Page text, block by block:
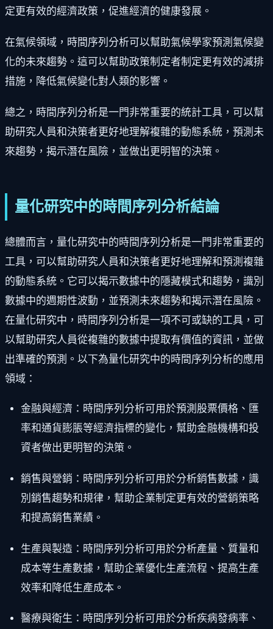
定更有效的經濟政策，促進經濟的健康發展。
在氣候領域，時間序列分析可以幫助氣候學家預測氣候變
化的未來趨勢。這可以幫助政策制定者制定更有效的減排
措施，降低氣候變化對人類的影響。
總之，時間序列分析是一門非常重要的統計工具，可以幫
助研究人員和決策者更好地理解複雜的動態系統，預測未
來趨勢，揭示潛在風險，並做出更明智的決策。
量化研究中的時間序列分析結論
總體而言，量化研究中的時間序列分析是一門非常重要的
工具，可以幫助研究人員和決策者更好地理解和預測複雜
的動態系統。它可以揭示數據中的隱藏模式和趨勢，識別
數據中的週期性波動，並預測未來趨勢和揭示潛在風險。
在量化研究中，時間序列分析是一項不可或缺的工具，可
以幫助研究人員從複雜的數據中提取有價值的資訊，並做
出準確的預測。以下為量化研究中的時間序列分析的應用
領域：
金融與經濟：時間序列分析可用於預測股票價格、匯
率和通貨膨脹等經濟指標的變化，幫助金融機構和投
資者做出更明智的決策。
銷售與營銷：時間序列分析可用於分析銷售數據，識
別銷售趨勢和規律，幫助企業制定更有效的營銷策略
和提高銷售業績。
生產與製造：時間序列分析可用於分析產量、質量和
成本等生產數據，幫助企業優化生產流程、提高生產
效率和降低生產成本。
醫療與衛生：時間序列分析可用於分析疾病發病率、